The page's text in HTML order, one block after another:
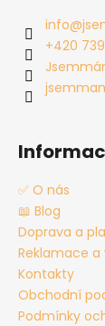
info@
+420
✅ O nás
📖 Blog
Doprava a
Reklamace
Kontakty
Obchodní
Podmínky